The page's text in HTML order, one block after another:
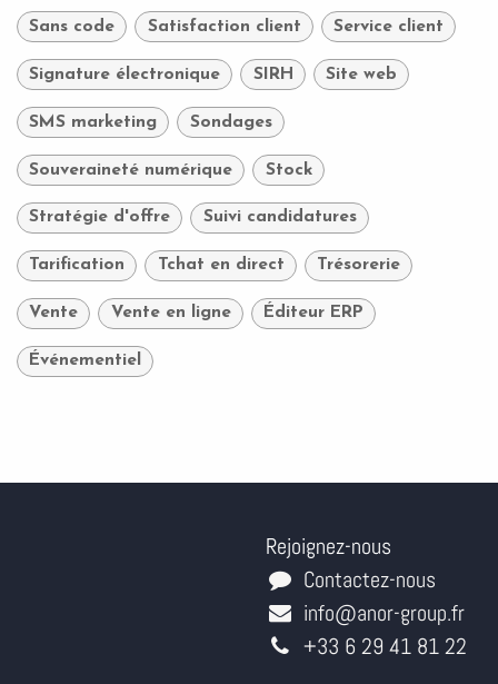
Sans code Satisfaction client Service client
Signature électronique SIRH Site web
SMS marketing Sondages
Souveraineté numérique Stock
Stratégie d'offre Suivi candidatures
Tarification Tchat en direct Trésorerie
Vente Vente en ligne Éditeur ERP
Événementiel
Rejoignez-nous
Contactez-nous
info@anor-group.fr
+33 6 29 41 81 22